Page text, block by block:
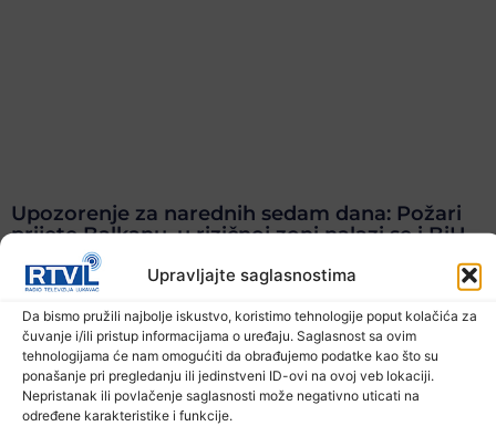
Upravljajte saglasnostima
Da bismo pružili najbolje iskustvo, koristimo tehnologije poput kolačića za
čuvanje i/ili pristup informacijama o uređaju. Saglasnost sa ovim
tehnologijama će nam omogućiti da obrađujemo podatke kao što su
ponašanje pri pregledanju ili jedinstveni ID-ovi na ovoj veb lokaciji.
Nepristanak ili povlačenje saglasnosti može negativno uticati na
određene karakteristike i funkcije.
Upozorenje za narednih sedam dana: Požari
prijete Balkanu, u rizičnoj zoni nalazi se i BiH
6. Augusta 2026.